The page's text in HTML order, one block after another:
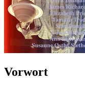
Vorwort